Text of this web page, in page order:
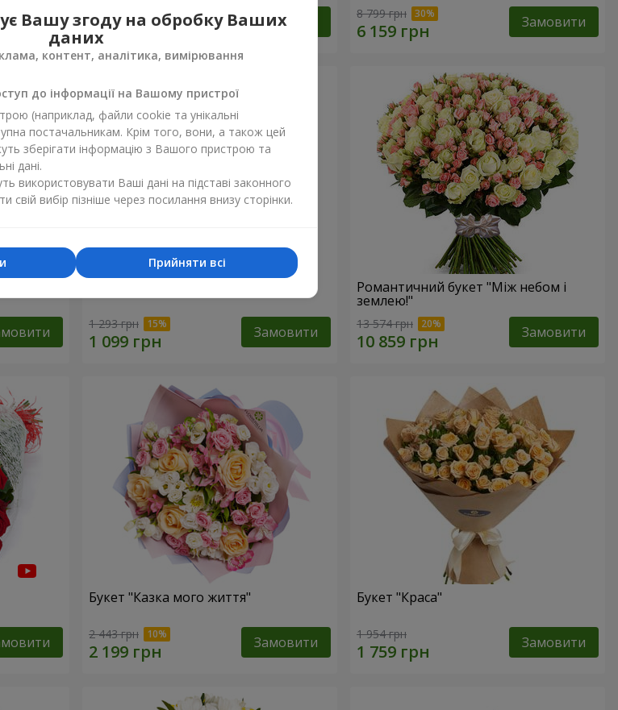
1 732 грн Замовити 8 799 грн Замовити
1 293 грн Замовити
Романтичний букет "Між небом і
землею!"
13 574 грн Замовити
Букет "Казка мого життя"
2 443 грн Замовити
Букет "Краса"
1 954 грн Замовити
Вашу згоду на обробку Ваших
даних
контент, аналітика, вимірювання
до інформації на Вашому пристрої
(наприклад, файли cookie та унікальні
постачальникам. Крім того, вони, а також цей
зберігати інформацію з Вашого пристрою та
дані.
використовувати Ваші дані на підставі законного
свій вибір пізніше через посилання внизу сторінки.
Прийняти всі